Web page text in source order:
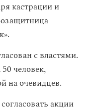
кастрации и
с властями.
человек,
на очевидцев.
акции